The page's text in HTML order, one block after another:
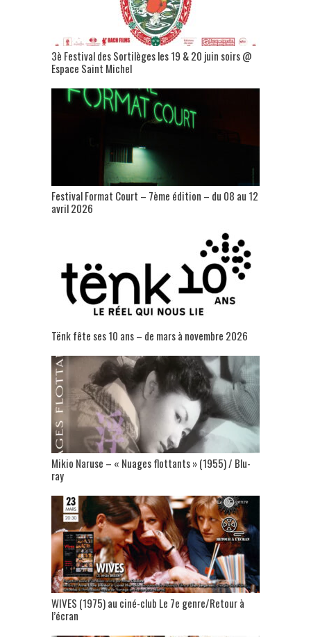
3è Festival des Sortilèges les 19 & 20 juin soirs @
Espace Saint Michel
Festival Format Court – 7ème édition – du 08 au 12
avril 2026
Tënk fête ses 10 ans – de mars à novembre 2026
Mikio Naruse – « Nuages flottants » (1955) / Blu-
ray
WIVES (1975) au ciné-club Le 7e genre/Retour à
l’écran